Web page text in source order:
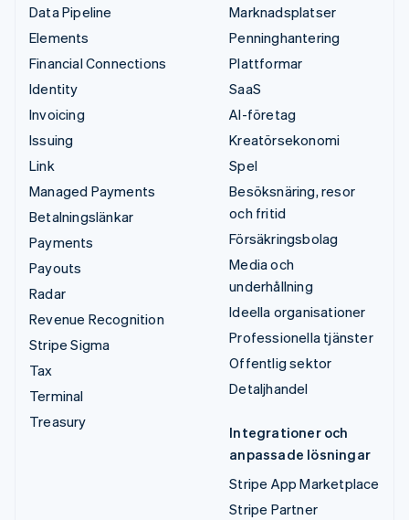
Data Pipeline
Elements
Financial Connections
Identity
Invoicing
Issuing
Link
Managed Payments
Betalningslänkar
Payments
Payouts
Radar
Revenue Recognition
Stripe Sigma
Tax
Terminal
Treasury
Marknadsplatser
Penninghantering
Plattformar
SaaS
AI-företag
Kreatörsekonomi
Spel
Besöksnäring, resor
och fritid
Försäkringsbolag
Media och
underhållning
Ideella organisationer
Professionella tjänster
Offentlig sektor
Detaljhandel
Integrationer och
anpassade lösningar
Stripe App Marketplace
Stripe Partner